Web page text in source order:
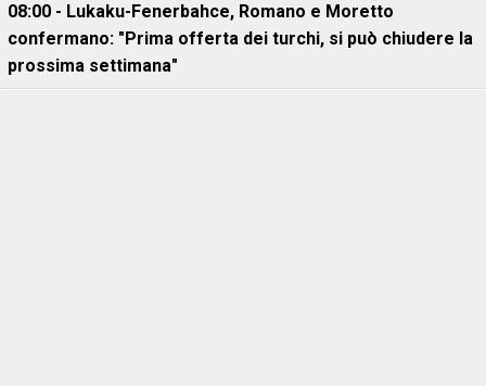
08:00 - Lukaku-Fenerbahce, Romano e Moretto
confermano: "Prima offerta dei turchi, si può chiudere la
prossima settimana"